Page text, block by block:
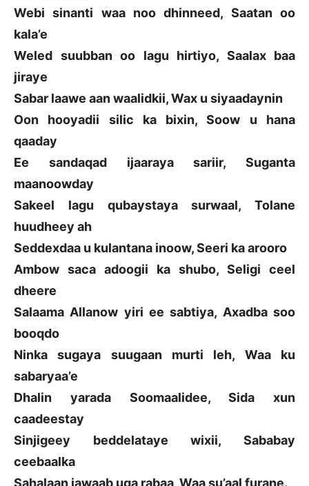
Webi sinanti waa noo dhinneed, Saatan oo
kala’e
Weled suubban oo lagu hirtiyo, Saalax baa
jiraye
Sabar laawe aan waalidkii, Wax u siyaadaynin
Oon hooyadii silic ka bixin, Soow u hana
qaaday
Ee sandaqad ijaaraya sariir, Suganta
maanoowday
Sakeel lagu qubaystaya surwaal, Tolane
huudheey ah
Seddexdaa u kulantana inoow, Seeri ka arooro
Ambow saca adoogii ka shubo, Seligi ceel
dheere
Salaama Allanow yiri ee sabtiya, Axadba soo
booqdo
Ninka sugaya suugaan murti leh, Waa ku
sabaryaa’e
Dhalin yarada Soomaalidee, Sida xun
caadeestay
Sinjigeey beddelataye wixii, Sababay
ceebaalka
Sahalaan jawaab uga rabaa, Waa su’aal furane.